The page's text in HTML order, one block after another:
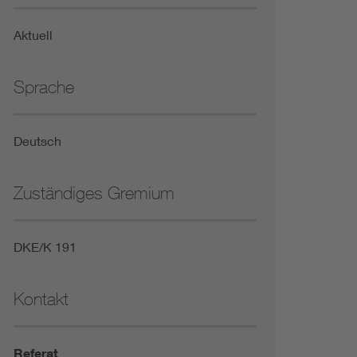
Aktuell
Sprache
Deutsch
Zuständiges Gremium
DKE/K 191
Kontakt
Referat